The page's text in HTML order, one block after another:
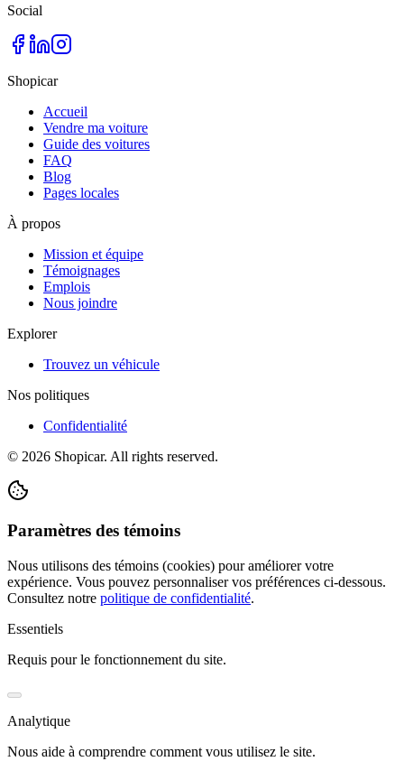
Social
Shopicar
Accueil
Vendre ma voiture
Guide des voitures
FAQ
Blog
Pages locales
À propos
Mission et équipe
Témoignages
Emplois
Nous joindre
Explorer
Trouvez un véhicule
Nos politiques
Confidentialité
© 2026 Shopicar. All rights reserved.
Paramètres des témoins
Nous utilisons des témoins (cookies) pour améliorer votre
expérience. Vous pouvez personnaliser vos préférences ci-dessous.
Consultez notre politique de confidentialité.
Essentiels
Requis pour le fonctionnement du site.
Analytique
Nous aide à comprendre comment vous utilisez le site.